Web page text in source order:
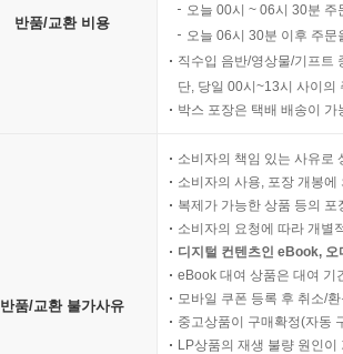
반품/교환 비용
오늘 00시 ~ 06시 30분
오늘 06시 30분 이후 주
직수입 음반/영상물/기프트
단, 당일 00시~13시 사이의
박스 포장은 택배 배송이
반품/교환 불가사유
소비자의 책임 있는 사유로
소비자의 사용, 포장 개봉
복제가 가능한 상품 등의
소비자의 요청에 따라 개별
디지털 컨텐츠인 eBook,
eBook 대여 상품은 대여 기
모바일 쿠폰 등록 후 취소/
중고상품이 구매확정(자동
LP상품의 재생 불량 원인